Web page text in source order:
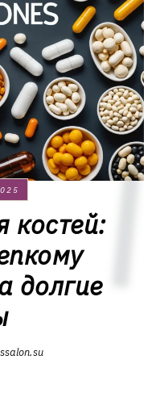
костей:
долгие